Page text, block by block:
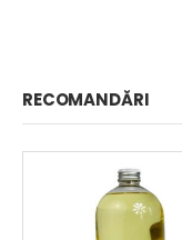
RECOMANDĂRI